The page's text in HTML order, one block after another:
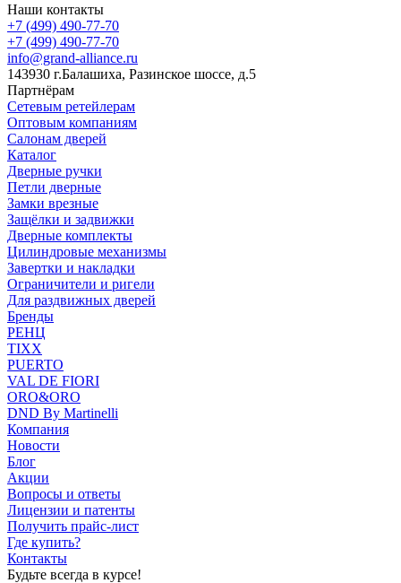
Наши контакты
+7 (499) 490-77-70
+7 (499) 490-77-70
info@grand-alliance.ru
143930 г.Балашиха, Разинское шоссе, д.5
Партнёрам
Сетевым ретейлерам
Оптовым компаниям
Салонам дверей
Каталог
Дверные ручки
Петли дверные
Замки врезные
Защёлки и задвижки
Дверные комплекты
Цилиндровые механизмы
Завертки и накладки
Ограничители и ригели
Для раздвижных дверей
Бренды
РЕНЦ
TIXX
PUERTO
VAL DE FIORI
ORO&ORO
DND By Martinelli
Компания
Новости
Блог
Акции
Вопросы и ответы
Лицензии и патенты
Получить прайс-лист
Где купить?
Контакты
Будьте всегда в курсе!